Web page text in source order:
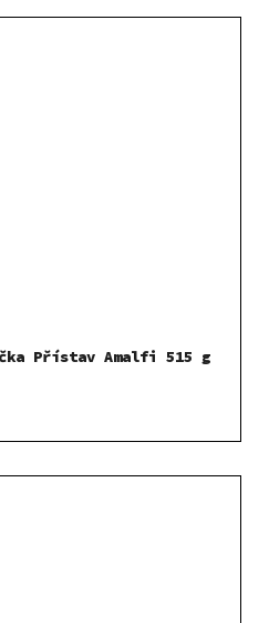
Přístav Amalfi 515 g